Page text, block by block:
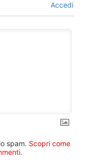
Accedi
spam. Scopri come
.